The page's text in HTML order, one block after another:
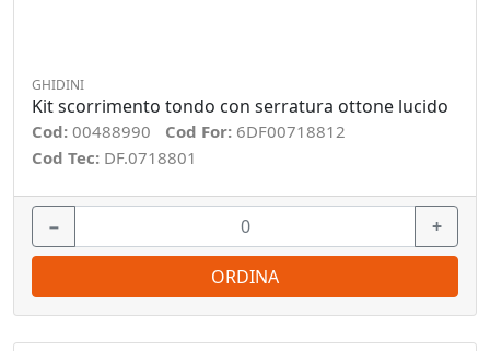
GHIDINI
Kit scorrimento tondo con serratura ottone lucido
Cod: 00488990 Cod For: 6DF00718812
Cod Tec: DF.0718801
− +
ORDINA